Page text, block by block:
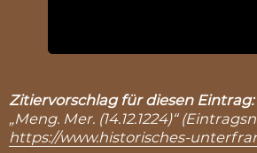
Zitiervorschlag für diesen Eintrag:
„Meng. Mer. (14.12.1224)“
https://www.historisches-